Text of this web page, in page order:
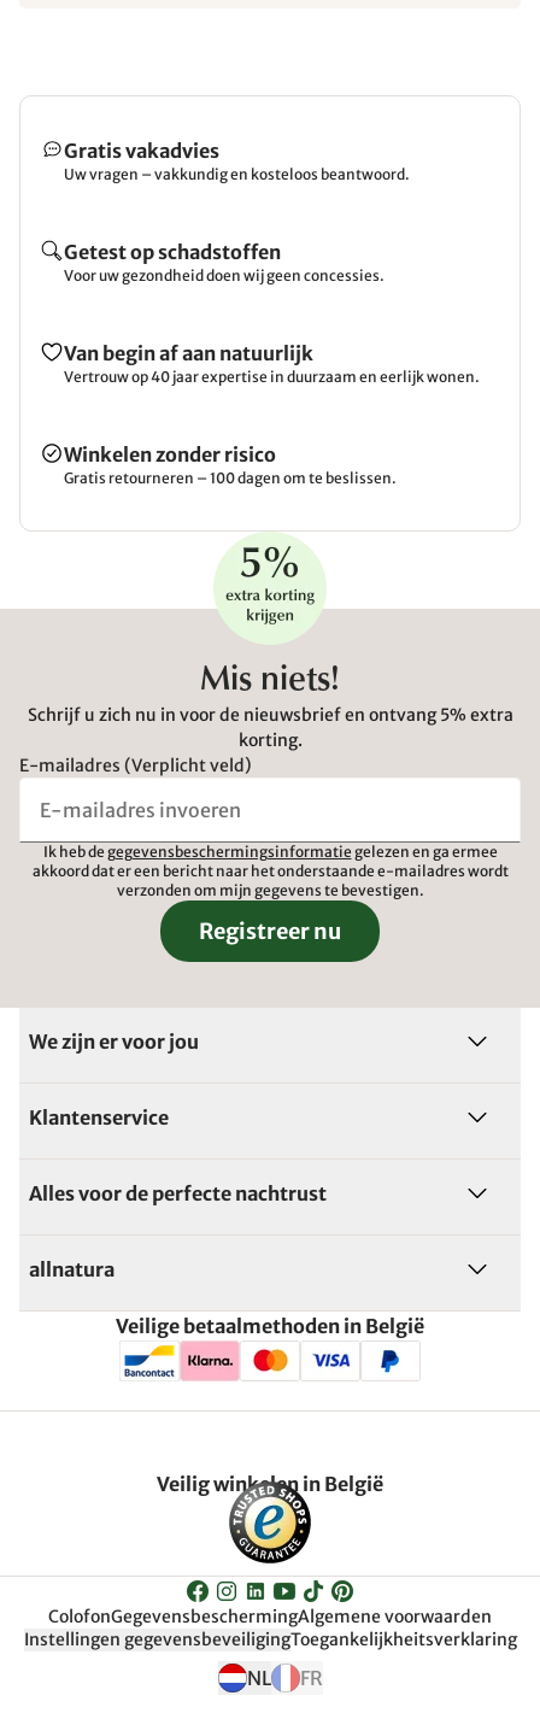
Gratis vakadvies
Uw vragen – vakkundig en kosteloos beantwoord.
Getest op schadstoffen
Voor uw gezondheid doen wij geen concessies.
Van begin af aan natuurlijk
Vertrouw op 40 jaar expertise in duurzaam en eerlijk wonen.
Winkelen zonder risico
Gratis retourneren – 100 dagen om te beslissen.
Mis niets!
Schrijf u zich nu in voor de nieuwsbrief en ontvang 5% extra
korting.
E-mailadres (Verplicht veld)
Ik heb de gegevensbeschermingsinformatie gelezen en ga ermee
akkoord dat er een bericht naar het onderstaande e-mailadres wordt
verzonden om mijn gegevens te bevestigen.
Registreer nu
We zijn er voor jou
Klantenservice
Alles voor de perfecte nachtrust
allnatura
Veilige betaalmethoden in België
Veilig winkelen in België
ColofonGegevensbeschermingAlgemene voorwaarden
Instellingen gegevensbeveiligingToegankelijkheitsverklaring
NL FR